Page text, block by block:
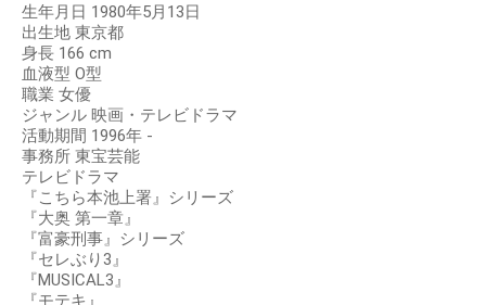
生年月日 1980年5月13日
出生地 東京都
身長 166 cm
血液型 O型
職業 女優
ジャンル 映画・テレビドラマ
活動期間 1996年 -
事務所 東宝芸能
テレビドラマ
『こちら本池上署』シリーズ
『大奥 第一章』
『富豪刑事』シリーズ
『セレぶり3』
『MUSICAL3』
『モテキ』